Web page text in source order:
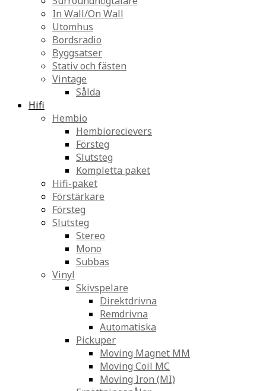
In Wall/On Wall
Utomhus
Bordsradio
Byggsatser
Stativ och fästen
Vintage
Sålda
Hifi
Hembio
Hembiorecievers
Försteg
Slutsteg
Kompletta paket
Hifi-paket
Förstärkare
Försteg
Slutsteg
Stereo
Mono
Subbas
Vinyl
Skivspelare
Direktdrivna
Remdrivna
Automatiska
Pickuper
Moving Magnet MM
Moving Coil MC
Moving Iron (MI)